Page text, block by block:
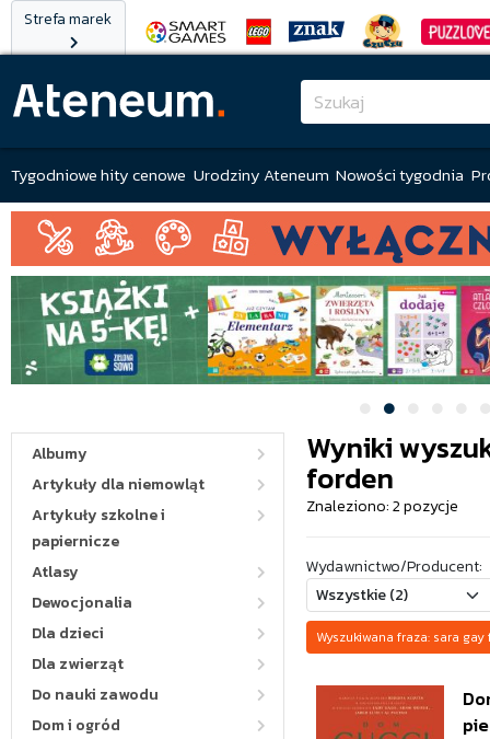
Strefa marek
Tygodniowe hity cenowe Urodziny Ateneum Nowości tygodnia
Albumy
Artykuły dla niemowląt
Artykuły szkolne i
papiernicze
Atlasy
Dewocjonalia
Dla dzieci
Dla zwierząt
Do nauki zawodu
Dom i ogród
Wyniki
forden
Znaleziono: 2 pozycje
Wydawnictwo/Producent:
Wyszukiwana fraza: sara